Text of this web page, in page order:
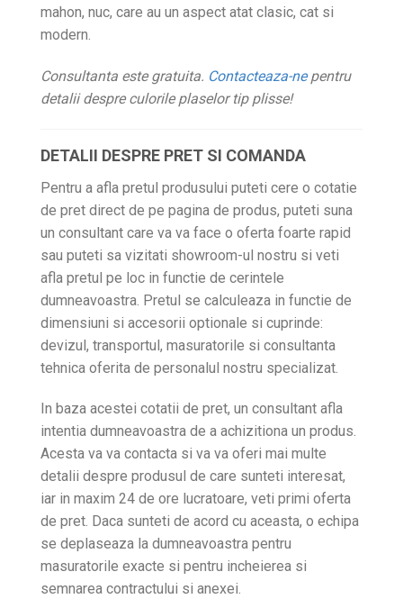
mahon, nuc, care au un aspect atat clasic, cat si
modern.
Consultanta este gratuita. Contacteaza-nepentru
detalii despre culorile plaselor tip plisse!
DETALII DESPRE PRET SI COMANDA
Pentru a afla pretul produsului puteti cere o cotatie
de pret direct de pe pagina de produs, puteti suna
un consultant care va va face o oferta foarte rapid
sau puteti sa vizitati showroom-ul nostru si veti
afla pretul pe loc in functie de cerintele
dumneavoastra. Pretul se calculeaza in functie de
dimensiuni si accesorii optionale si cuprinde:
devizul, transportul, masuratorile si consultanta
tehnica oferita de personalul nostru specializat.
In baza acestei cotatii de pret, un consultant afla
intentia dumneavoastra de a achizitiona un produs.
Acesta va va contacta si va va oferi mai multe
detalii despre produsul de care sunteti interesat,
iar in maxim 24 de ore lucratoare, veti primi oferta
de pret. Daca sunteti de acord cu aceasta, o echipa
se deplaseaza la dumneavoastra pentru
masuratorile exacte si pentru incheierea si
semnarea contractului si anexei.